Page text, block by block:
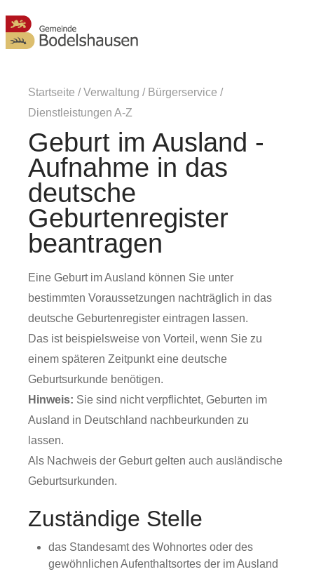
Startseite /Verwaltung / Bürgerservice /
Dienstleistungen A-Z
Geburt im Ausland -
Aufnahme in das
deutsche
Geburtenregister
beantragen
Eine Geburt im Ausland können Sie unter
bestimmten Voraussetzungen nachträglich in das
deutsche Geburtenregister eintragen lassen.
Das ist beispielsweise von Vorteil, wenn Sie zu
einem späteren Zeitpunkt eine deutsche
Geburtsurkunde benötigen.
Hinweis: Sie sind nicht verpflichtet, Geburten im
Ausland in Deutschland nachbeurkunden zu
lassen.
Als Nachweis der Geburt gelten auch ausländische
Geburtsurkunden.
Zuständige Stelle
das Standesamt des Wohnortes oder des
gewöhnlichen Aufenthaltsortes der im Ausland